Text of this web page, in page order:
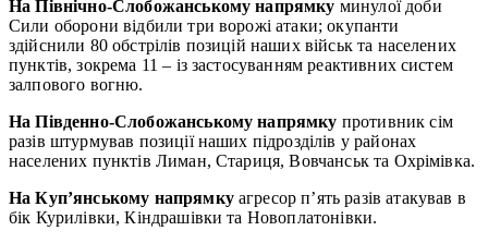
На Північно-Слобожанському напрямку минулої доби
Сили оборони відбили три ворожі атаки; окупанти
здійснили 80 обстрілів позицій наших військ та населених
пунктів, зокрема 11 – із застосуванням реактивних систем
залпового вогню.
На Південно-Слобожанському напрямку противник сім
разів штурмував позиції наших підрозділів у районах
населених пунктів Лиман, Стариця, Вовчанськ та Охрімівка.
На Куп’янському напрямкуагресор п’ять разів атакував в
бік Курилівки, Кіндрашівки та Новоплатонівки.